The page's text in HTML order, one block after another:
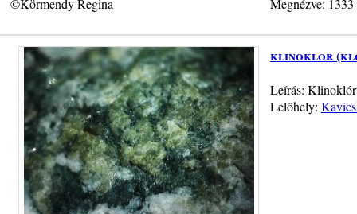
©Körmendy Regina Megnézve:
klinoklor
Leírás: Klinoklór
Lelőhely: